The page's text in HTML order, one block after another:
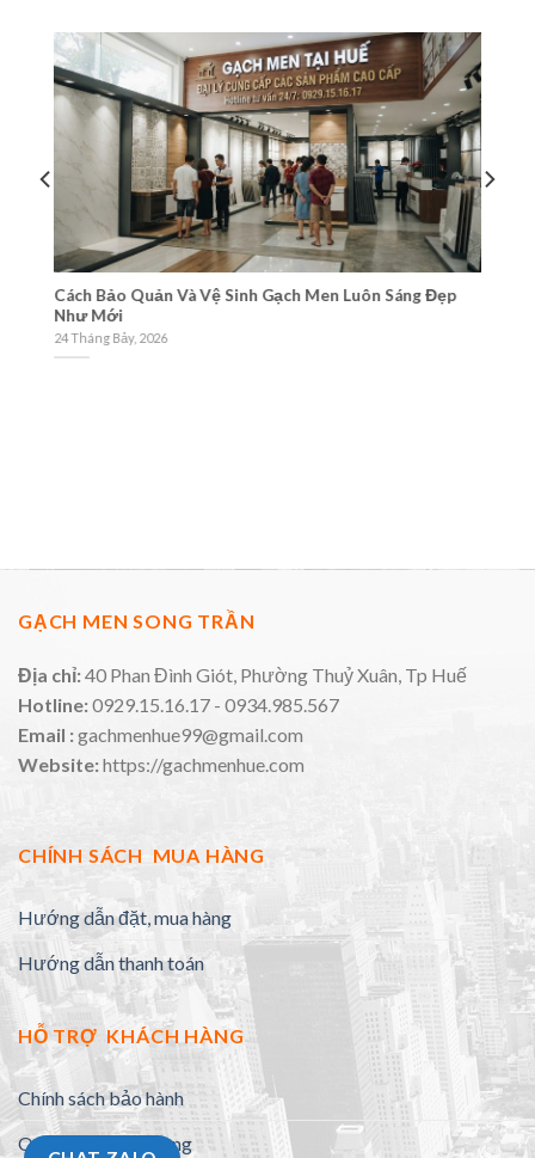
Cách Bảo Quản Và Vệ Sinh Gạch Men Luôn Sáng Đẹp
Như Mới
24 Tháng Bảy, 2026
GẠCH MEN SONG TRẦN
Địa chỉ:40 Phan Đình Giót, Phường Thuỷ Xuân, Tp Huế
Hotline:0929.15.16.17 - 0934.985.567
Email :gachmenhue99@gmail.com
Website:https://gachmenhue.com
CHÍNH SÁCH MUA HÀNG
Hướng dẫn đặt, mua hàng
Hướng dẫn thanh toán
HỖ TRỢ KHÁCH HÀNG
Chính sách bảo hành
Quy định đổi trả hàng